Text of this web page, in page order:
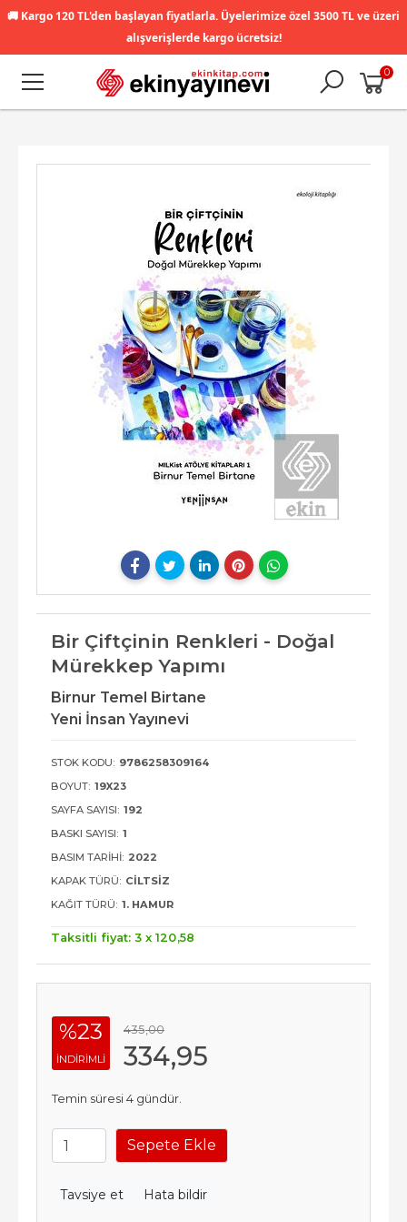
🚚 Kargo 120 TL'den başlayan fiyatlarla. Üyelerimize özel 3500 TL ve üzeri
alışverişlerde kargo ücretsiz!
0
Bir Çiftçinin Renkleri - Doğal
Mürekkep Yapımı
Birnur Temel Birtane
Yeni İnsan Yayınevi
STOK KODU: 9786258309164
BOYUT: 19X23
SAYFA SAYISI: 192
BASKI SAYISI: 1
BASIM TARIHI: 2022
KAPAK TÜRÜ: CILTSIZ
KAĞIT TÜRÜ: 1. HAMUR
Taksitli fiyat: 3 x 120,58
%23
INDIRIMLI
435,00
334,95
Temin süresi 4 gündür.
Sepete Ekle
Tavsiye et Hata bildir